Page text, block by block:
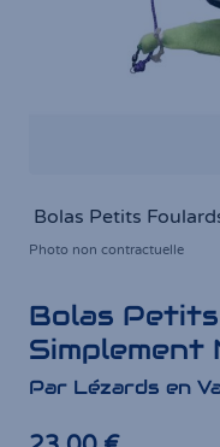
Bolas Petits
Photo non contractuelle
Bolas
Simplement
Par Lézards en